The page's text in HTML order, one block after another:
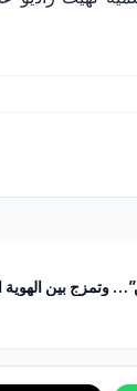
وتمزج بين